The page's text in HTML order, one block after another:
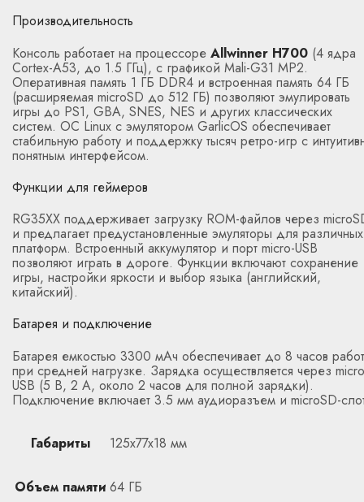
Производительность
Консоль работает на процессоре Allwinner H700 (4 ядра
Cortex-A53, до 1.5 ГГц), с графикой Mali-G31 MP2.
Оперативная память 1 ГБ DDR4 и встроенная память 64 ГБ
(расширяемая microSD до 512 ГБ) позволяют эмулировать
игры до PS1, GBA, SNES, NES и других классических
систем. ОС Linux с эмулятором GarlicOS обеспечивает
стабильную работу и поддержку тысяч ретро-игр с
понятным интерфейсом.
Функции для геймеров
RG35XX поддерживает загрузку ROM-файлов через
и предлагает предустановленные эмуляторы для различных
платформ. Встроенный аккумулятор и порт micro-USB
позволяют играть в дороге. Функции включают сохранение
игры, настройки яркости и выбор языка (английский,
китайский).
Батарея и подключение
Батарея емкостью 3300 мАч обеспечивает до 8 часов
при средней нагрузке. Зарядка осуществляется через
USB (5 В, 2 А, около 2 часов для полной зарядки).
Подключение включает 3.5 мм аудиоразъем и microSD-
Габариты 125x77x18 мм
Объем памяти 64 ГБ